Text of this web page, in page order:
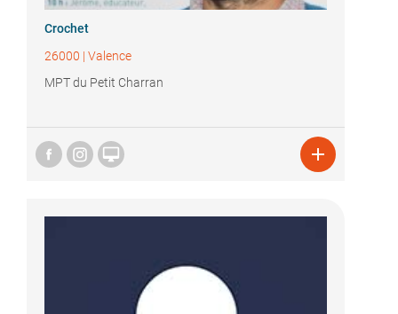
Crochet
26000 | Valence
MPT du Petit Charran
 